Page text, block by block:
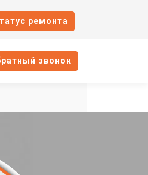
ремонта
звонок